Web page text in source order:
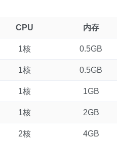
CPU 内存
1核 0.5GB
1核 0.5GB
1核 1GB
1核 2GB
2核 4GB